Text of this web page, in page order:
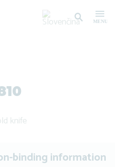
knife
binding information